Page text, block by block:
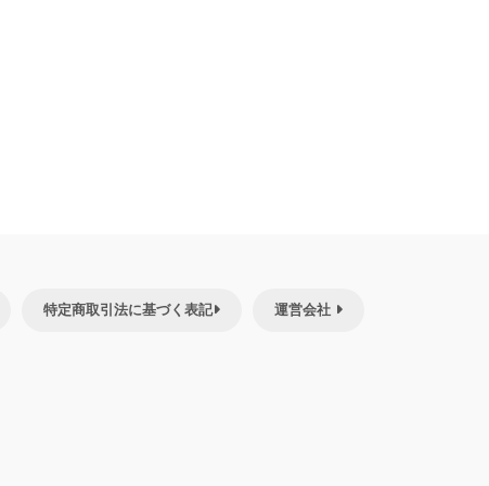
特定商取引法に基づく表記 運営会社